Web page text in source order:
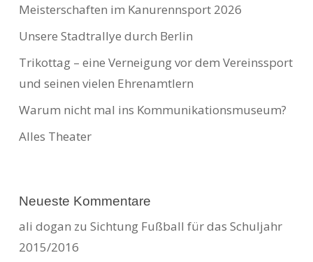
Meisterschaften im Kanurennsport 2026
Unsere Stadtrallye durch Berlin
Trikottag – eine Verneigung vor dem Vereinssport
und seinen vielen Ehrenamtlern
Warum nicht mal ins Kommunikationsmuseum?
Alles Theater
Neueste Kommentare
ali dogan zu Sichtung Fußball für das Schuljahr
2015/2016